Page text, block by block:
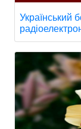
Український